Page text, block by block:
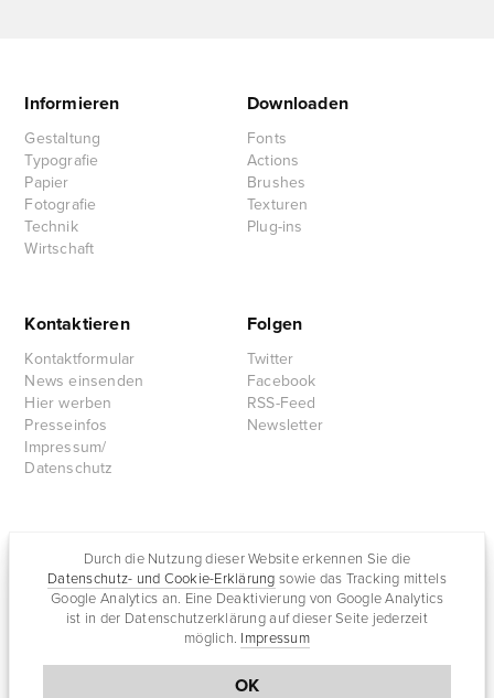
Durch die Nutzung dieser Website erkennen Sie die
Datenschutz- und Cookie-Erklärung sowie das Tracking mittels
Google Analytics an. Eine Deaktivierung von Google Analytics
ist in der Datenschutzerklärung auf dieser Seite jederzeit
möglich. Impressum
OK
Informieren
Gestaltung
Typografie
Papier
Fotografie
Technik
Wirtschaft
Downloaden
Fonts
Actions
Brushes
Texturen
Plug-ins
Kontaktieren
Kontaktformular
News einsenden
Hier werben
Presseinfos
Impressum/
Datenschutz
Folgen
Twitter
Facebook
RSS-Feed
Newsletter
Rullkötter AGD
Jazz for me